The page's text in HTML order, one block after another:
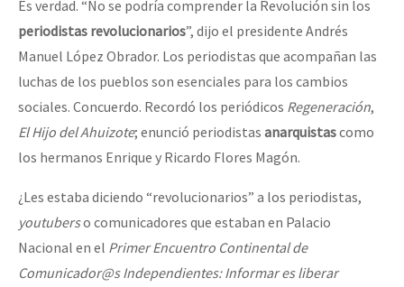
Es verdad. “No se podría comprender la Revolución sin los
periodistas revolucionarios”, dijo el presidente Andrés
Manuel López Obrador. Los periodistas que acompañan las
luchas de los pueblos son esenciales para los cambios
sociales. Concuerdo. Recordó los periódicos Regeneración,
El Hijo del Ahuizote; enunció periodistas anarquistascomo
los hermanos Enrique y Ricardo Flores Magón.
¿Les estaba diciendo “revolucionarios” a los periodistas,
youtuberso comunicadores que estaban en Palacio
Nacional en el Primer Encuentro Continental de
Comunicador@s Independientes: Informar es liberar